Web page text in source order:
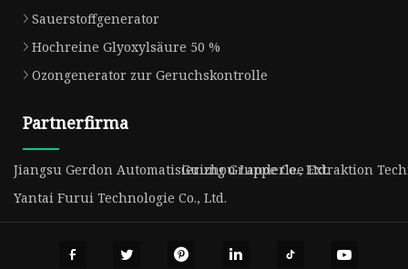
Sauerstoffgenerator
Hochreine Glyoxylsäure 50 %
Ozongenerator zur Geruchskontrolle
Partnerfirma
Jiangsu Gerdon Automatisierung Gruppe Co., Ltd.
Guizhou Landerlee Extraktion
Yantai Furui Technologie Co., Ltd.